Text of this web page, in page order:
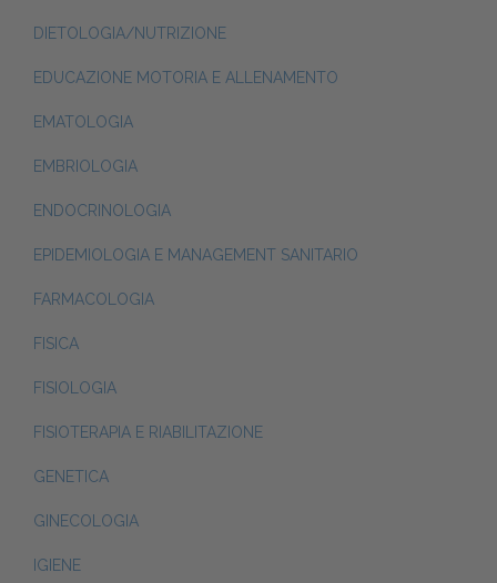
DIETOLOGIA/NUTRIZIONE
EDUCAZIONE MOTORIA E ALLENAMENTO
EMATOLOGIA
EMBRIOLOGIA
ENDOCRINOLOGIA
EPIDEMIOLOGIA E MANAGEMENT SANITARIO
FARMACOLOGIA
FISICA
FISIOLOGIA
FISIOTERAPIA E RIABILITAZIONE
GENETICA
GINECOLOGIA
IGIENE